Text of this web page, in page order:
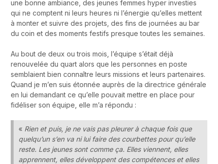
une bonne ambiance, des jeunes femmes hyper investies
qui ne comptent ni leurs heures ni l’énergie qu’elles mettent
à monter et suivre des projets, des fins de journées au bar
du coin et des moments festifs presque toutes les semaines.
Au bout de deux ou trois mois, l’équipe s’était déjà
renouvelée du quart alors que les personnes en poste
semblaient bien connaître leurs missions et leurs partenaires.
Quand je m’en suis étonnée auprès de la directrice générale
en lui demandant ce qu’elle pouvait mettre en place pour
fidéliser son équipe, elle m’a répondu :
« Rien et puis, je ne vais pas pleurer à chaque fois que
quelqu’un s’en va ni lui faire des courbettes pour qu’elle
reste. Les jeunes sont comme ça. Elles viennent, elles
apprennent, elles développent des compétences et elles